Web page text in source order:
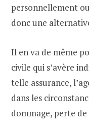
personnellement
donc une
Il en va de même
civile qui s’avère
telle assurance,
dans les
dommage, perte